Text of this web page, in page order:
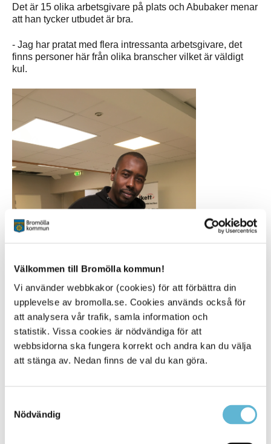
Välkommen till Bromölla kommun!
Vi använder webbkakor (cookies) för att förbättra din
upplevelse av bromolla.se. Cookies används också för
att analysera vår trafik, samla information och
statistik. Vissa cookies är nödvändiga för att
webbsidorna ska fungera korrekt och andra kan du välja
att stänga av. Nedan finns de val du kan göra.
Nödvändig
Det är 15 olika arbetsgivare på plats och Abubaker menar
att han tycker utbudet är bra.
- Jag har pratat med flera intressanta arbetsgivare, det
finns personer här från olika branscher vilket är väldigt
kul.
Byggnadsinspektören Therese Olsson och
miljösamordnaren Anders Grundkvist jobbar på Bromölla